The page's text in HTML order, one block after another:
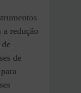
a redução
de